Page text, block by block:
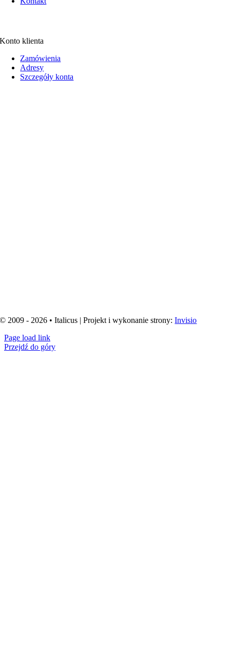
Konto klienta
Zamówienia
Adresy
Szczegóły konta
© 2009 - 2026 • Italicus | Projekt i wykonanie strony:Invisio
Page load link
Przejdź do góry